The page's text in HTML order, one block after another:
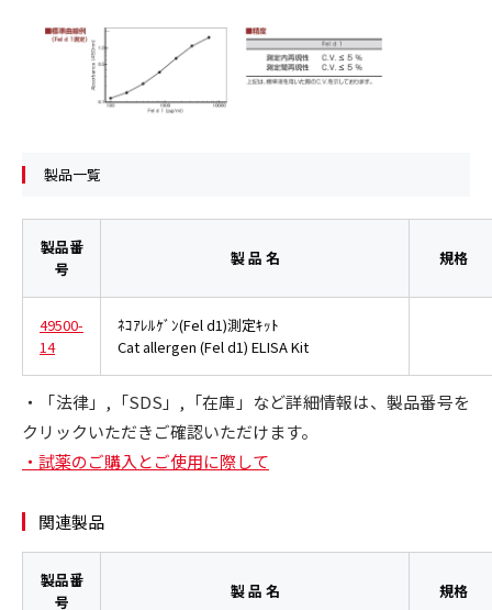
製品一覧
製品番
号
製 品 名 規格
49500-
14
ﾈｺｱﾚﾙｹﾞﾝ(Fel d1)測定ｷｯﾄ
Cat allergen (Fel d1) ELISA Kit
・「法律」,「SDS」,「在庫」など詳細情報は、製品番号を
クリックいただきご確認いただけます。
・試薬のご購入とご使用に際して
関連製品
製品番
号
製 品 名 規格